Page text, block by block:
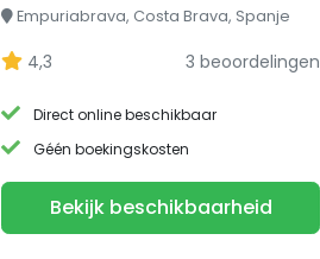
Empuriabrava, Costa Brava, Spanje
4,3 3 beoordelingen
Direct online beschikbaar
Géén boekingskosten
Bekijk beschikbaarheid